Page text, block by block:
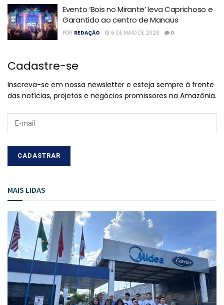
Evento ‘Bois no Mirante’ leva Caprichoso e
Garantido ao centro de Manaus
POR REDAÇÃO 6 DE MAIO DE 2026 0
Cadastre-se
Inscreva-se em nossa newsletter e esteja sempre à frente
das notícias, projetos e negócios promissores na Amazônia.
MAIS LIDAS